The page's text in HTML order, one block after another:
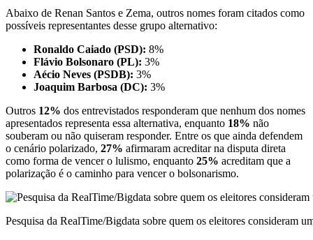
Abaixo de Renan Santos e Zema, outros nomes foram citados como
possíveis representantes desse grupo alternativo:
Ronaldo Caiado (PSD): 8%
Flávio Bolsonaro (PL): 3%
Aécio Neves (PSDB): 3%
Joaquim Barbosa (DC): 3%
Outros 12% dos entrevistados responderam que nenhum dos nomes
apresentados representa essa alternativa, enquanto 18% não
souberam ou não quiseram responder. Entre os que ainda defendem
o cenário polarizado, 27% afirmaram acreditar na disputa direta
como forma de vencer o lulismo, enquanto 25% acreditam que a
polarização é o caminho para vencer o bolsonarismo.
Pesquisa da RealTime/Bigdata sobre quem os eleitores consideram